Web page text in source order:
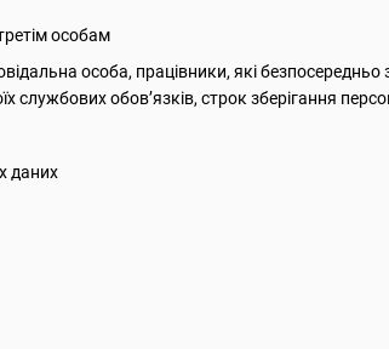
особам
особа, працівники, які
службових обов’язків, строк зберігання
даних